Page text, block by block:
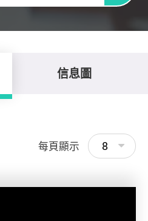
信息圖
每頁顯示 8